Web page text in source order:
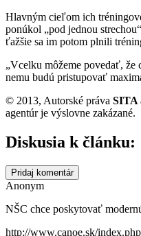
Hlavným cieľom ich
ponúkol „pod jednou
ťažšie sa im potom plnili
„Vcelku môžeme povedať,
nemu budú pristupovať
© 2013, Autorské práva SITA
agentúr je výslovne zakázané.
Diskusia k článku:
Pridaj komentár
Anonym
NŠC chce poskytovať
http://www.canoe.sk/